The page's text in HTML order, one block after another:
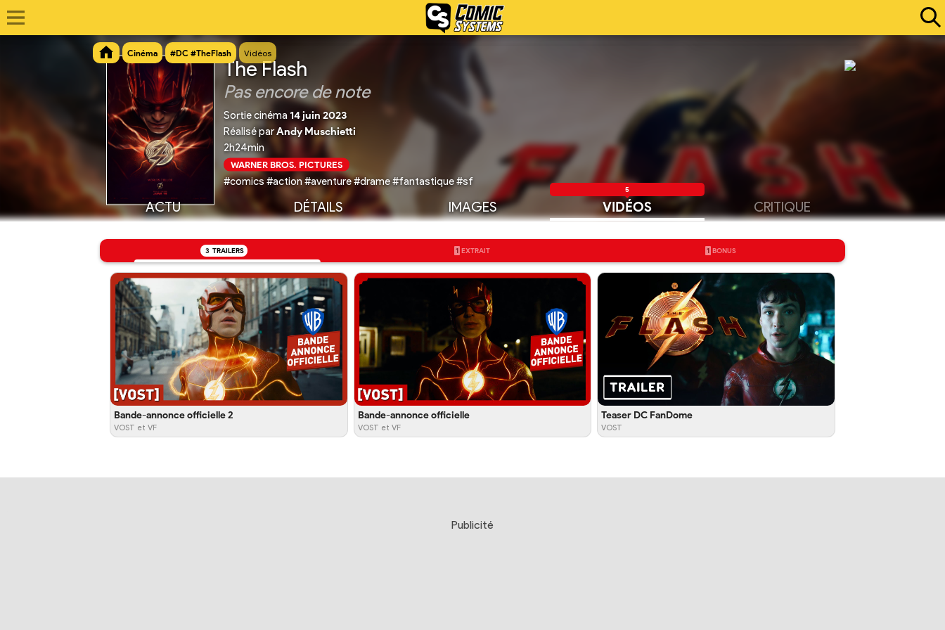
Cinéma #DC #TheFlash Vidéos
The Flash
Pas encore de note
Sortie cinéma 14 juin 2023
Réalisé parAndy Muschietti
2h24min
WARNER BROS. PICTURES
#comics #action #aventure #drame #fantastique #sf
ACTU DÉTAILS IMAGES VIDÉOS
5
CRITIQUE
3 TRAILERS 1 EXTRAIT 1 BONUS
Bande-annonce officielle 2
VOST et VF
Bande-annonce officielle
VOST et VF
Teaser DC FanDome
VOST
Publicité